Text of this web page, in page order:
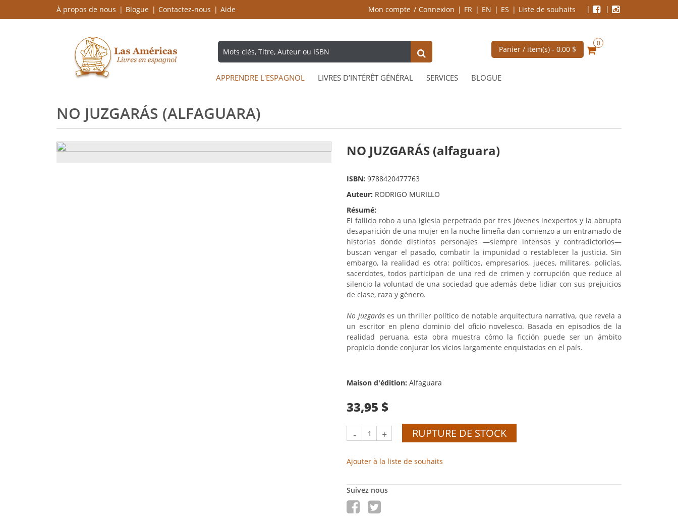
À propos de nous Blogue Contactez-nous Aide Mon compte Connexion FR EN ES Liste de souhaits
Panier / item(s) - 0,00 $
0
APPRENDRE L'ESPAGNOL LIVRES D’INTÉRÊT GÉNÉRAL SERVICES BLOGUE
NO JUZGARÁS (ALFAGUARA)
NO JUZGARÁS (alfaguara)
ISBN: 9788420477763
Auteur: RODRIGO MURILLO
Résumé:
El fallido robo a una iglesia perpetrado por tres jóvenes inexpertos y la abrupta
desaparición de una mujer en la noche limeña dan comienzo a un entramado de
historias donde distintos personajes —siempre intensos y contradictorios—
buscan vengar el pasado, combatir la impunidad o restablecer la justicia. Sin
embargo, la realidad es otra: políticos, empresarios, jueces, militares, policías,
sacerdotes, todos participan de una red de crimen y corrupción que reduce al
silencio la voluntad de una sociedad que además debe lidiar con sus prejuicios
de clase, raza y género.
No juzgaráses un thriller político de notable arquitectura narrativa, que revela a
un escritor en pleno dominio del oficio novelesco. Basada en episodios de la
realidad peruana, esta obra muestra cómo la ficción puede ser un ámbito
propicio donde conjurar los vicios largamente enquistados en el país.
Maison d'édition: Alfaguara
33,95 $
- + RUPTURE DE STOCK
Ajouter à la liste de souhaits
Suivez nous